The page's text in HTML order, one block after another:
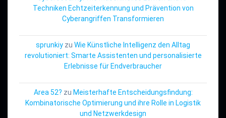
Techniken Echtzeiterkennung und Prävention von
Cyberangriffen Transformieren
sprunkiy zu Wie Künstliche Intelligenz den Alltag
revolutioniert: Smarte Assistenten und personalisierte
Erlebnisse für Endverbraucher
Area 52? zu Meisterhafte Entscheidungsfindung:
Kombinatorische Optimierung und ihre Rolle in Logistik
und Netzwerkdesign